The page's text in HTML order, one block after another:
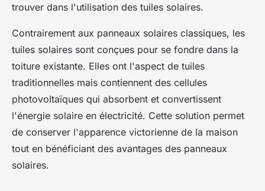
trouver dans l'utilisation des tuiles solaires.
Contrairement aux panneaux solaires classiques, les
tuiles solaires sont conçues pour se fondre dans la
toiture existante. Elles ont l'aspect de tuiles
traditionnelles mais contiennent des cellules
photovoltaïques qui absorbent et convertissent
l'énergie solaire en électricité. Cette solution permet
de conserver l'apparence victorienne de la maison
tout en bénéficiant des avantages des panneaux
solaires.